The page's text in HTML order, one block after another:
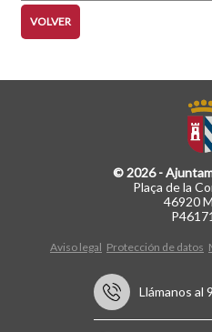
VOLVER
© 2026 -
Plaça de la
46920
Aviso legal Protección de datos
Llámanos al